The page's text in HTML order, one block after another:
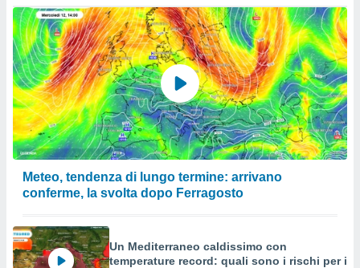
Meteo, tendenza di lungo termine: arrivano
conferme, la svolta dopo Ferragosto
Un Mediterraneo caldissimo con
temperature record: quali sono i rischi per i